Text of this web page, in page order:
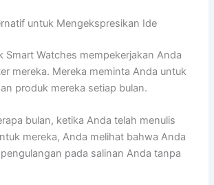
untuk Mengekspresikan Ide
Smart Watches mempekerjakan Anda
mereka. Mereka meminta Anda untuk
produk mereka setiap bulan.
bulan, ketika Anda telah menulis
mereka, Anda melihat bahwa Anda
pada salinan Anda tanpa